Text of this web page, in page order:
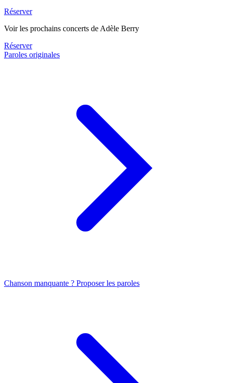
Réserver
Voir les prochains concerts de Adèle Berry
Réserver
Paroles originales
Chanson manquante ? Proposer les paroles